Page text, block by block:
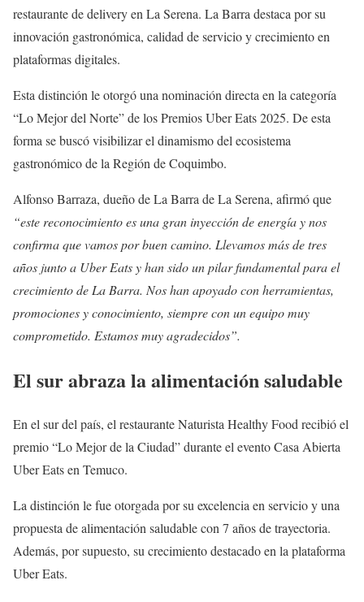
restaurante de delivery en La Serena. La Barra destaca por su
innovación gastronómica, calidad de servicio y crecimiento en
plataformas digitales.
Esta distinción le otorgó una nominación directa en la categoría
“Lo Mejor del Norte” de los Premios Uber Eats 2025. De esta
forma se buscó visibilizar el dinamismo del ecosistema
gastronómico de la Región de Coquimbo.
Alfonso Barraza, dueño de La Barra de La Serena, afirmó que
“este reconocimiento es una gran inyección de energía y nos
confirma que vamos por buen camino. Llevamos más de tres
años junto a Uber Eats y han sido un pilar fundamental para el
crecimiento de La Barra. Nos han apoyado con herramientas,
promociones y conocimiento, siempre con un equipo muy
comprometido. Estamos muy agradecidos”.
El sur abraza la alimentación saludable
En el sur del país, el restaurante Naturista Healthy Food recibió el
premio “Lo Mejor de la Ciudad” durante el evento Casa Abierta
Uber Eats en Temuco.
La distinción le fue otorgada por su excelencia en servicio y una
propuesta de alimentación saludable con 7 años de trayectoria.
Además, por supuesto, su crecimiento destacado en la plataforma
Uber Eats.